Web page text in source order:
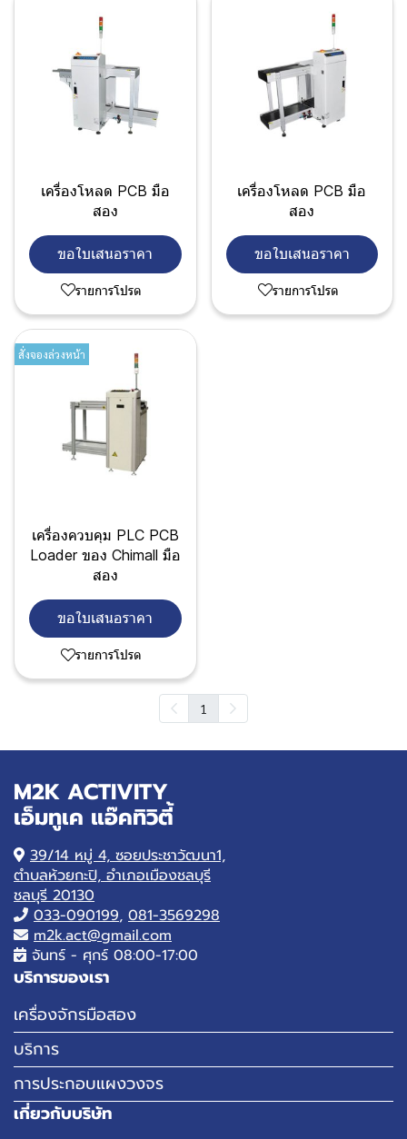
เครื่องโหลด PCB มือ
สอง
ขอใบเสนอราคา
รายการโปรด
เครื่องโหลด PCB มือ
สอง
ขอใบเสนอราคา
รายการโปรด
สั่งจองล่วงหน้า
เครื่องควบคุม PLC PCB
Loader ของ Chimall มือ
สอง
ขอใบเสนอราคา
รายการโปรด
1
M2K ACTIVITY
เอ็มทูเค แอ๊คทิวิตี้
39/14 หมู่ 4, ซอยประชาวัฒนา1,
ตำบลห้วยกะปิ, อำเภอเมืองชลบุรี
ชลบุรี 20130
033-090199, 081-3569298
m2k.act@gmail.com
จันทร์ - ศุกร์ 08:00-17:00
บริการของเรา
เครื่องจักรมือสอง
บริการ
การประกอบแผงวงจร
เกี่ยวกับบริษัท